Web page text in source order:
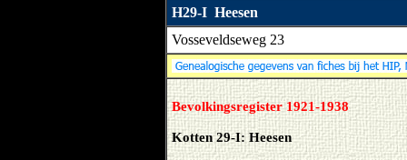
H29-I Heesen
Vosseveldseweg 23
Bevolkingsregister 1921-1938
Kotten 29-I: Heesen